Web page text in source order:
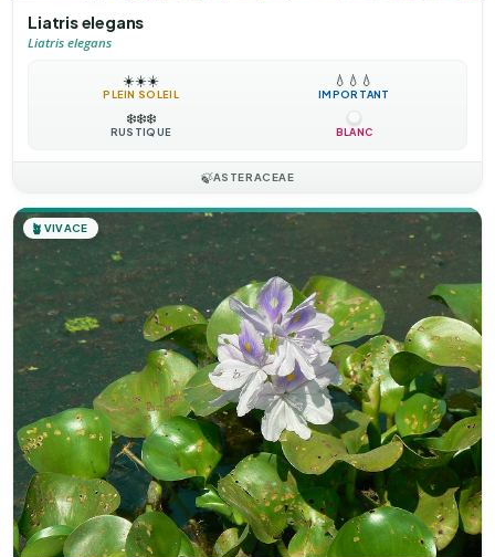
Liatris elegans
Liatris elegans
☀️☀️☀️
PLEIN SOLEIL
💧 💧 💧
IMPORTANT
❄️❄️❄️
RUSTIQUE BLANC
🍃ASTERACEAE
🪴 VIVACE